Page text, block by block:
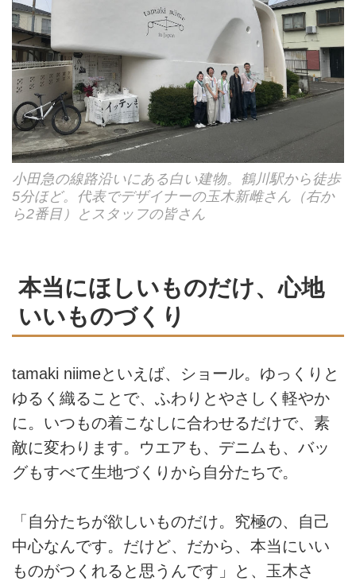
小田急の線路沿いにある白い建物。鶴川駅から徒歩
5分ほど。代表でデザイナーの玉木新雌さん（右か
ら2番目）とスタッフの皆さん
本当にほしいものだけ、心地
いいものづくり
tamaki niimeといえば、ショール。ゆっくりと
ゆるく織ることで、ふわりとやさしく軽やか
に。いつもの着こなしに合わせるだけで、素
敵に変わります。ウエアも、デニムも、バッ
グもすべて生地づくりから自分たちで。
「自分たちが欲しいものだけ。究極の、自己
中心なんです。だけど、だから、本当にいい
ものがつくれると思うんです」と、玉木さ